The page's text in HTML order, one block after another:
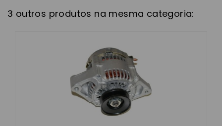
3 outros produtos na mesma categoria: